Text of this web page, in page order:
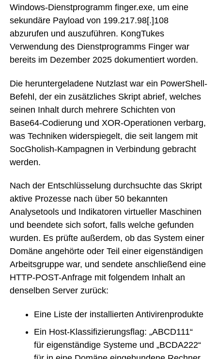
Windows-Dienstprogramm finger.exe, um eine
sekundäre Payload von 199.217.98[.]108
abzurufen und auszuführen. KongTukes
Verwendung des Dienstprogramms Finger war
bereits im Dezember 2025 dokumentiert worden.
Die heruntergeladene Nutzlast war ein PowerShell-
Befehl, der ein zusätzliches Skript abrief, welches
seinen Inhalt durch mehrere Schichten von
Base64-Codierung und XOR-Operationen verbarg,
was Techniken widerspiegelt, die seit langem mit
SocGholish-Kampagnen in Verbindung gebracht
werden.
Nach der Entschlüsselung durchsuchte das Skript
aktive Prozesse nach über 50 bekannten
Analysetools und Indikatoren virtueller Maschinen
und beendete sich sofort, falls welche gefunden
wurden. Es prüfte außerdem, ob das System einer
Domäne angehörte oder Teil einer eigenständigen
Arbeitsgruppe war, und sendete anschließend eine
HTTP-POST-Anfrage mit folgendem Inhalt an
denselben Server zurück:
Eine Liste der installierten Antivirenprodukte
Ein Host-Klassifizierungsflag: „ABCD111“
für eigenständige Systeme und „BCDA222“